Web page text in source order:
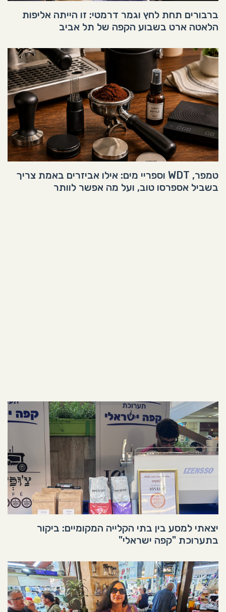
ברבורים תחת לחץ וגמר דרמטי: זו הייתה אליפות
הלאטה ארט בשבוע הקפה של תל אביב
טמפר, WDT וספריי מים: אילו אביזרים באמת צריך
בשביל אספרסו טוב, ועל מה אפשר לוותר
יצאתי למסע בין בתי הקלייה המקומיים: ביקור
בתערוכת "קפה ישראלי"